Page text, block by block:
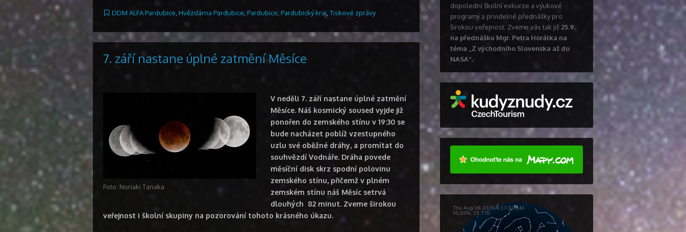
DDM ALFA Pardubice Hvězdárna Pardubice Pardubice Pardubický kraj Tiskové zprávy
7. září nastane úplné zatmění Měsíce
Foto: Noriaki Tanaka
V neděli 7. září nastane úplné zatmění
Měsíce. Náš kosmický soused vyjde již
ponořen do zemského stínu v 19:30 se
bude nacházet poblíž vzestupného
uzlu své oběžné dráhy, a promítat do
souhvězdí Vodnáře. Dráha povede
měsíční disk skrz spodní polovinu
zemského stínu, přičemž v plném
zemském stínu náš Měsíc setrvá
dlouhých 82 minut. Zveme širokou
veřejnost i školní skupiny na pozorování tohoto krásného úkazu.
dopolední školní exkurze a výukové
programy a prvidelné přednášky pro
širokou veřejnost. Zveme vás tak již 25.9.
na přednášku Mgr. Petra Horálka na
téma „Z východního Slovenska až do
NASA“.